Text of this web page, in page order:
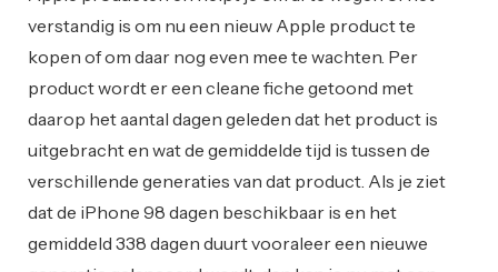
verstandig is om nu een nieuw Apple product te
kopen of om daar nog even mee te wachten. Per
product wordt er een cleane fiche getoond met
daarop het aantal dagen geleden dat het product is
uitgebracht en wat de gemiddelde tijd is tussen de
verschillende generaties van dat product. Als je ziet
dat de iPhone 98 dagen beschikbaar is en het
gemiddeld 338 dagen duurt vooraleer een nieuwe